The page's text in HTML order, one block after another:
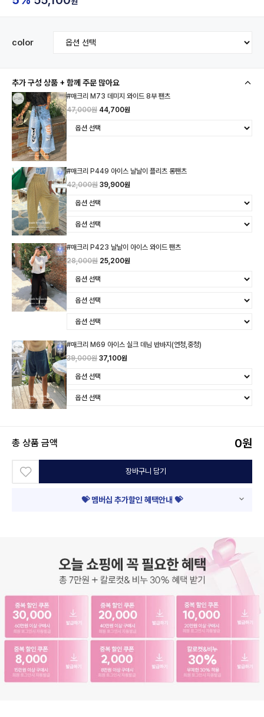
color
추가 구성 상품 + 함께 주문 많아요
#매크리 M73 데미지 와이드 8부 팬츠
47,000원 44,700원
#매크리 P449 아이스 날날이 플리츠 롱팬츠
42,000원 39,900원
#매크리 P423 날날이 아이스 와이드 팬츠
28,000원 25,200원
#매크리 M69 아이스 실크 데님 반바지(연청,중청)
39,000원 37,100원
총 상품 금액 0원
장바구니 담기
💝 멤버십 추가할인 혜택안내 💝